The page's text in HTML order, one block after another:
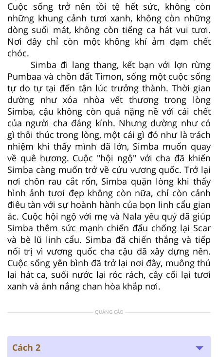
Cuộc sống trở nên tồi tệ hết sức, không còn
những khung cảnh tươi xanh, không còn những
dòng suối mát, không còn tiếng ca hát vui tươi.
Nơi đây chỉ còn một không khí ảm đạm chết
chóc.
Simba đi lang thang, kết bạn với lợn rừng
Pumbaa và chồn đất Timon, sống một cuộc sống
tự do tự tại đến tận lúc trưởng thành. Thời gian
dường như xóa nhòa vết thương trong lòng
Simba, cậu không còn quá nặng nề với cái chết
của người cha đáng kính. Nhưng dường như có
gì thôi thúc trong lòng, một cái gì đó như là trách
nhiệm khi thấy mình đã lớn, Simba muốn quay
về quê hương. Cuộc "hội ngộ" với cha đã khiến
Simba càng muốn trở về cứu vương quốc. Trở lại
nơi chôn rau cắt rốn, Simba quặn lòng khi thấy
hình ảnh tươi đẹp không còn nữa, chỉ còn cảnh
điêu tàn với sự hoành hành của bọn linh cẩu gian
ác. Cuộc hội ngộ với mẹ và Nala yêu quý đã giúp
Simba thêm sức mạnh chiến đấu chống lại Scar
và bè lũ linh cẩu. Simba đã chiến thắng và tiếp
nối trị vì vương quốc cha cậu đã xây dựng nên.
Cuộc sống yên bình đã trở lại nơi đây, muông thú
lại hát ca, suối nước lại róc rách, cây cối lại tươi
xanh và ánh nắng chan hòa khắp nơi.
QUẢNG CÁO
Cách 2